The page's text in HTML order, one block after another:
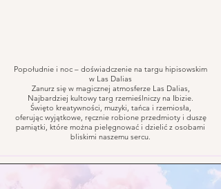
Popołudnie i noc – doświadczenie na targu hipisowskim
w Las Dalias
Zanurz się w magicznej atmosferze Las Dalias,
Najbardziej kultowy targ rzemieślniczy na Ibizie.
Święto kreatywności, muzyki, tańca i rzemiosła,
oferując wyjątkowe, ręcznie robione przedmioty i duszę
pamiątki, które można pielęgnować i dzielić z osobami
bliskimi naszemu sercu.